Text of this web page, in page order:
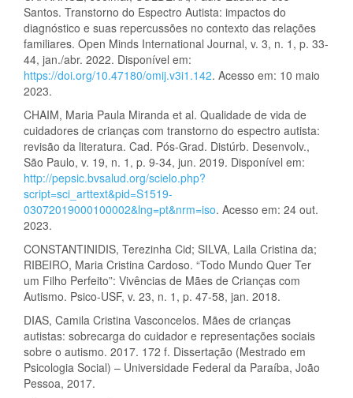
Santos. Transtorno do Espectro Autista: impactos do
diagnóstico e suas repercussões no contexto das relações
familiares. Open Minds International Journal, v. 3, n. 1, p. 33-
44, jan./abr. 2022. Disponível em:
https://doi.org/10.47180/omij.v3i1.142. Acesso em: 10 maio
2023.
CHAIM, Maria Paula Miranda et al. Qualidade de vida de
cuidadores de crianças com transtorno do espectro autista:
revisão da literatura. Cad. Pós-Grad. Distúrb. Desenvolv.,
São Paulo, v. 19, n. 1, p. 9-34, jun. 2019. Disponível em:
http://pepsic.bvsalud.org/scielo.php?
script=sci_arttext&pid=S1519-
03072019000100002&lng=pt&nrm=iso. Acesso em: 24 out.
2023.
CONSTANTINIDIS, Terezinha Cid; SILVA, Laila Cristina da;
RIBEIRO, Maria Cristina Cardoso. “Todo Mundo Quer Ter
um Filho Perfeito”: Vivências de Mães de Crianças com
Autismo. Psico-USF, v. 23, n. 1, p. 47-58, jan. 2018.
DIAS, Camila Cristina Vasconcelos. Mães de crianças
autistas: sobrecarga do cuidador e representações sociais
sobre o autismo. 2017. 172 f. Dissertação (Mestrado em
Psicologia Social) – Universidade Federal da Paraíba, João
Pessoa, 2017.